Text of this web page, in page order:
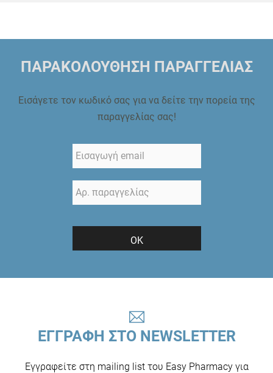
ΠΑΡΑΚΟΛΟΥΘΗΣΗ ΠΑΡΑΓΓΕΛΙΑΣ
Εισάγετε τον κωδικό σας για να δείτε την πορεία της
παραγγελίας σας!
ΟΚ
ΕΓΓΡΑΦΗ ΣΤΟ NEWSLETTER
Εγγραφείτε στη mailing list του Easy Pharmacy για